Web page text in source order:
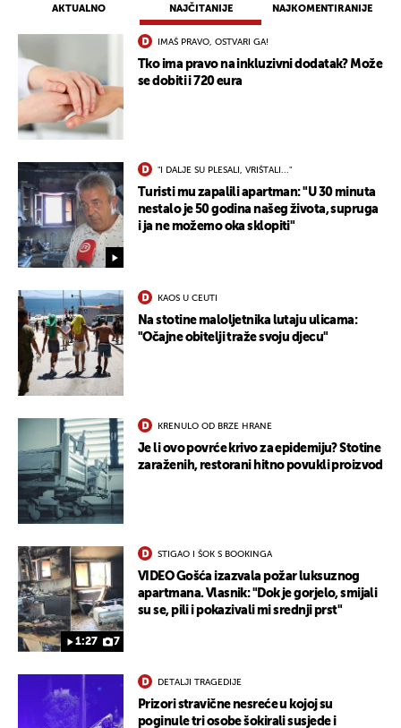
AKTUALNO NAJČITANIJE NAJKOMENTIRANIJE
IMAŠ PRAVO, OSTVARI GA!
Tko ima pravo na inkluzivni dodatak? Može
se dobiti i 720 eura
"I DALJE SU PLESALI, VRIŠTALI..."
Turisti mu zapalili apartman: "U 30 minuta
nestalo je 50 godina našeg života, supruga
i ja ne možemo oka sklopiti"
KAOS U CEUTI
Na stotine maloljetnika lutaju ulicama:
"Očajne obitelji traže svoju djecu"
KRENULO OD BRZE HRANE
Je li ovo povrće krivo za epidemiju? Stotine
zaraženih, restorani hitno povukli proizvod
1:27 7
STIGAO I ŠOK S BOOKINGA
VIDEO Gošća izazvala požar luksuznog
apartmana. Vlasnik: "Dok je gorjelo, smijali
su se, pili i pokazivali mi srednji prst"
DETALJI TRAGEDIJE
Prizori stravične nesreće u kojoj su
poginule tri osobe šokirali susjede i